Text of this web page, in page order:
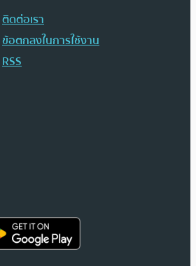
ติดต่อเรา
ข้อตกลงในการใช้งาน
RSS